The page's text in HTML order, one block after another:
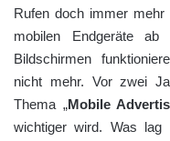
Rufen doch immer mehr
mobilen Endgeräte
Bildschirmen
nicht mehr. Vor zwei
Thema „Mobile
wichtiger wird. Was lag